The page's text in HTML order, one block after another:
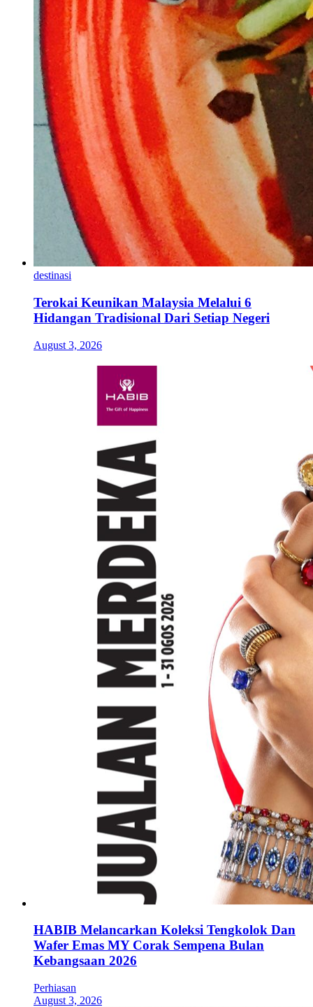
destinasi
Terokai Keunikan Malaysia Melalui 6
Hidangan Tradisional Dari Setiap Negeri
August 3, 2026
HABIB Melancarkan Koleksi Tengkolok Dan
Wafer Emas MY Corak Sempena Bulan
Kebangsaan 2026
Perhiasan
August 3, 2026